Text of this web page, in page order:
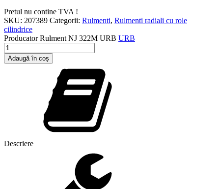
Pretul nu contine TVA !
SKU: 207389 Categorii: Rulmenti, Rulmenti radiali cu role
cilindrice
ProducatorRulment NJ 322M URB URB
Cantitate
Rulment
NJ
Adaugă în coș
Descriere